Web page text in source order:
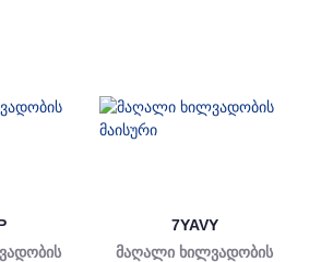
7YAVY
მაღალი ხილვადობის